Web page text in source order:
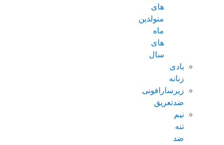
های
متولدین
ماه
های
سال
بادی
زنانه
زیرسارافونی
ضدتعریق
نیم
تنه
ضد